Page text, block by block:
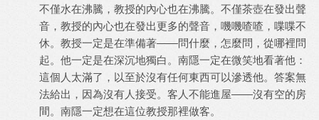
不僅水在沸騰，教授的內心也在沸騰。不僅茶壺在發出聲
音，教授的內心也在發出更多的聲音，嘰嘰喳喳，喋喋不
休。教授一定是在準備著——問什麼，怎麼問，從哪裡問
起。他一定是在深沉地獨白。南隱一定在微笑地看著他：
這個人太滿了，以至於沒有任何東西可以滲透他。答案無
法給出，因為沒有人接受。客人不能進屋——沒有空的房
間。南隱一定想在這位教授那裡做客。